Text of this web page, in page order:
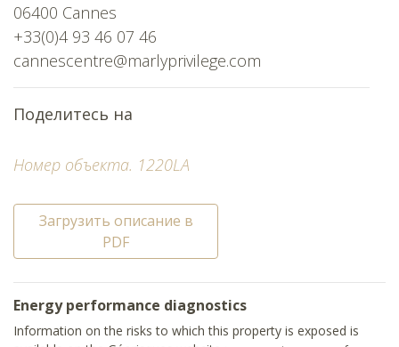
Номер объекта. 1220LA
Загрузить описание в
PDF
Energy performance diagnostics
Information on the risks to which this property is exposed is
06400 Cannes
+33(0)4 93 46 07 46
cannescentre@marlyprivilege.com
Поделитесь на